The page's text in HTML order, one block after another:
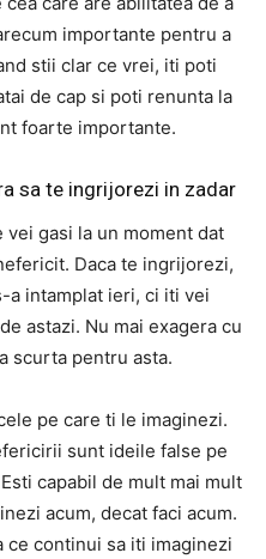
importante pentru a
stii clar ce vrei, iti poti
de cap si poti renunta la
foarte importante.
sa te ingrijorezi in zadar
vei gasi la un moment dat
Daca te ingrijorezi,
a intamplat ieri, ci iti vei
astazi. Nu mai exagera cu
scurta pentru asta.
pe care ti le imaginezi.
sunt ideile false pe
capabil de mult mai mult
acum, decat faci acum.
ce continui sa iti imaginezi